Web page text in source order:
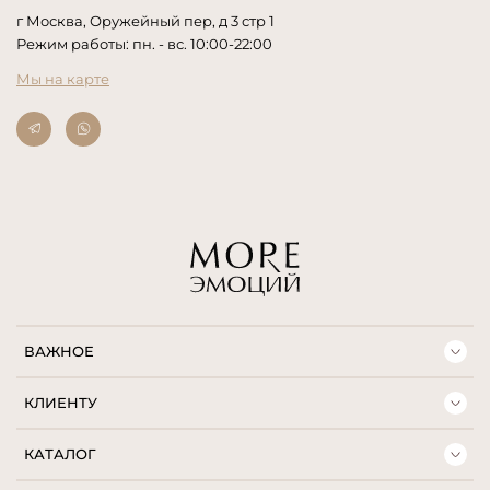
г Москва, Оружейный пер, д 3 стр 1
Режим работы: пн. - вс. 10:00-22:00
Мы на карте
ВАЖНОЕ
КЛИЕНТУ
КАТАЛОГ